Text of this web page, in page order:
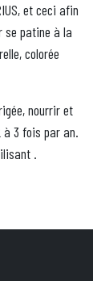
et ceci afin
se patine à la
colorée
nourrir et
à 3 fois par an.
.